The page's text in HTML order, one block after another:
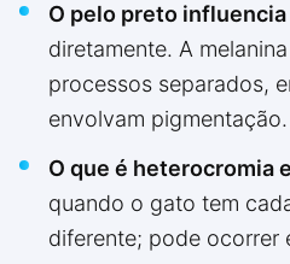
O pelo preto
diretamente. A
processos separados,
envolvam pigmentação.
O que é heterocromia
quando o gato tem
diferente; pode ocorrer